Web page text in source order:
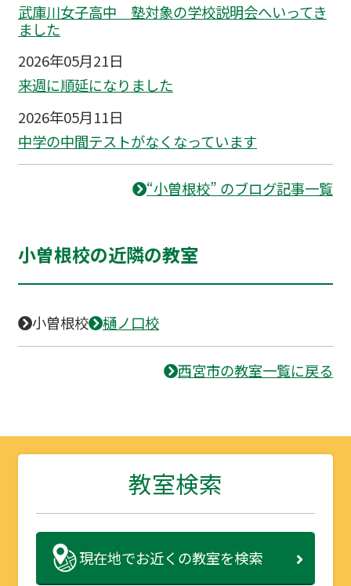
武庫川女子高中 塾対象の学校説明会へいってき
ました
2026年05月21日
来週に順延になりました
2026年05月11日
中学の中間テストがなくなっています
“小曽根校” のブログ記事一覧
小曽根校の近隣の教室
小曽根校 樋ノ口校
西宮市の教室一覧に戻る
教室検索
現在地でお近くの教室を検索